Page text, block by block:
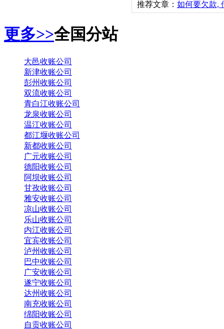
推荐文章： 如何要欠款,
更多>>全国分站
大邑收账公司
新津收账公司
彭州收账公司
双流收账公司
青白江收账公司
龙泉收账公司
温江收账公司
都江堰收账公司
新都收账公司
广元收账公司
德阳收账公司
阿坝收账公司
甘孜收账公司
雅安收账公司
凉山收账公司
乐山收账公司
内江收账公司
宜宾收账公司
泸州收账公司
巴中收账公司
广安收账公司
遂宁收账公司
达州收账公司
南充收账公司
绵阳收账公司
自贡收账公司